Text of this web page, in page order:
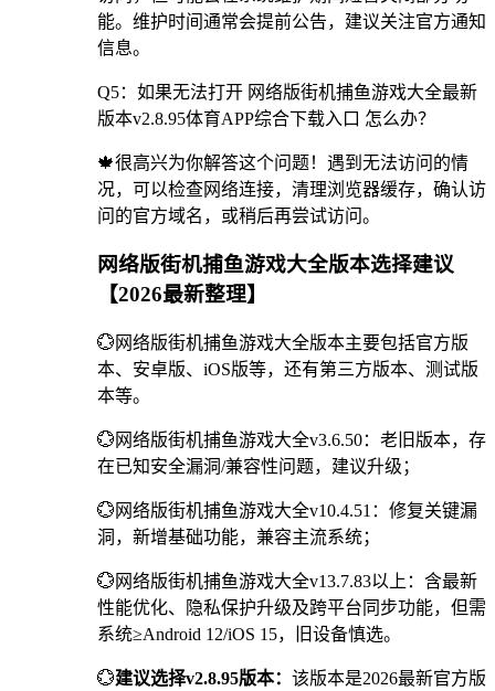
能。维护时间通常会提前公告，建议关注官方通知
信息。
Q5：如果无法打开 网络版街机捕鱼游戏大全最新
版本v2.8.95体育APP综合下载入口 怎么办？
🍁很高兴为你解答这个问题！遇到无法访问的情
况，可以检查网络连接，清理浏览器缓存，确认访
问的官方域名，或稍后再尝试访问。
网络版街机捕鱼游戏大全版本选择建议
【2026最新整理】
💮网络版街机捕鱼游戏大全版本主要包括官方版
本、安卓版、iOS版等，还有第三方版本、测试版
本等。
💮网络版街机捕鱼游戏大全v3.6.50：老旧版本，存
在已知安全漏洞/兼容性问题，建议升级；
💮网络版街机捕鱼游戏大全v10.4.51：修复关键漏
洞，新增基础功能，兼容主流系统；
💮网络版街机捕鱼游戏大全v13.7.83以上：含最新
性能优化、隐私保护升级及跨平台同步功能，但需
系统≥Android 12/iOS 15，旧设备慎选。
💮建议选择v2.8.95版本： 该版本是2026最新官方版